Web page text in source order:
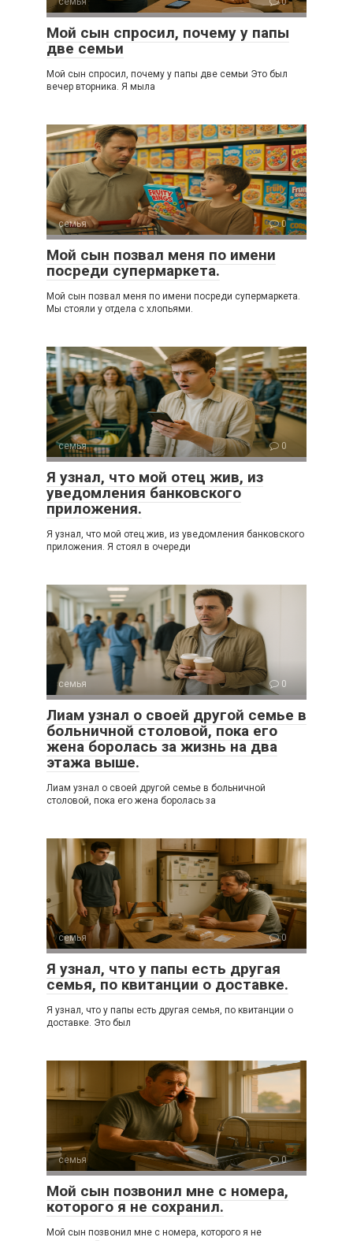
Мой сын спросил, почему у папы
две семьи
Мой сын спросил, почему у папы две семьи Это был
вечер вторника. Я мыла
семья 0
Мой сын позвал меня по имени
посреди супермаркета.
Мой сын позвал меня по имени посреди супермаркета.
Мы стояли у отдела с хлопьями.
семья 0
Я узнал, что мой отец жив, из
уведомления банковского
приложения.
Я узнал, что мой отец жив, из уведомления банковского
приложения. Я стоял в очереди
семья 0
Лиам узнал о своей другой семье в
больничной столовой, пока его
жена боролась за жизнь на два
этажа выше.
Лиам узнал о своей другой семье в больничной
столовой, пока его жена боролась за
семья 0
Я узнал, что у папы есть другая
семья, по квитанции о доставке.
Я узнал, что у папы есть другая семья, по квитанции о
доставке. Это был
семья 0
Мой сын позвонил мне с номера,
которого я не сохранил.
Мой сын позвонил мне с номера, которого я не